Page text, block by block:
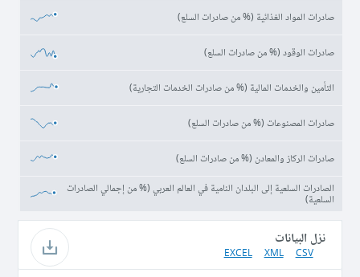
صادرات المواد الغذائية (% من صادرات السلع)
صادرات الوقود (% من صادرات السلع)
التأمين والخدمات المالية (% من صادرات الخدمات التجارية)
صادرات المصنوعات (% من صادرات السلع)
صادرات الركاز والمعادن (% من صادرات السلع)
الصادرات السلعية إلى البلدان النامية في العالم العربي (% من إجمالي الصادرات
السلعية)
نزل البيانات
CSV
XML
EXCEL